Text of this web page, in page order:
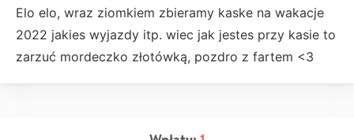
Elo elo, wraz ziomkiem zbieramy kaske na wakacje
2022 jakies wyjazdy itp. wiec jak jestes przy kasie to
zarzuć mordeczko złotówką, pozdro z fartem <3